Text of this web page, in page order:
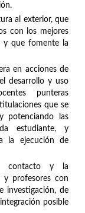
al exterior, que
con los mejores
y que fomente la
en acciones de
desarrollo y uso
punteras
que se
potenciando las
estudiante, y
la ejecución de
contacto y la
y profesores con
investigación, de
posible